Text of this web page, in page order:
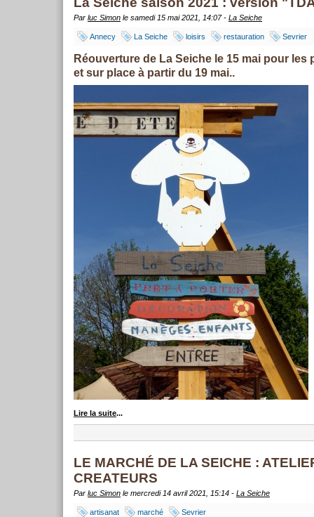
Par luc Simon le samedi 15 mai 2021, 14:07 - La Seiche
Annecy La Seiche loisirs restauration Sevrier
Réouverture de La Seiche le 15 mai pour les
et sur place à partir du 19 mai..
Lire la suite...
LE MARCHÉ DE LA SEICHE :
CREATEURS
Par luc Simon le mercredi 14 avril 2021, 15:14 - La Seiche
artisanat marché Sevrier